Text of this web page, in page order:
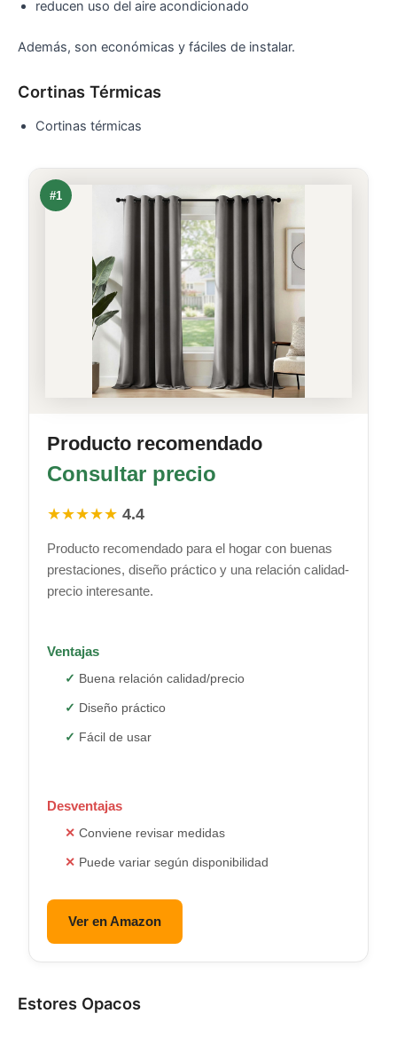
reducen uso del aire acondicionado
Además, son económicas y fáciles de instalar.
Cortinas Térmicas
Cortinas térmicas
#1
Producto recomendado
Consultar precio
★★★★★ 4.4
Producto recomendado para el hogar con buenas
prestaciones, diseño práctico y una relación calidad-
precio interesante.
Ventajas
Buena relación calidad/precio
Diseño práctico
Fácil de usar
Desventajas
Conviene revisar medidas
Puede variar según disponibilidad
Ver en Amazon
Estores Opacos